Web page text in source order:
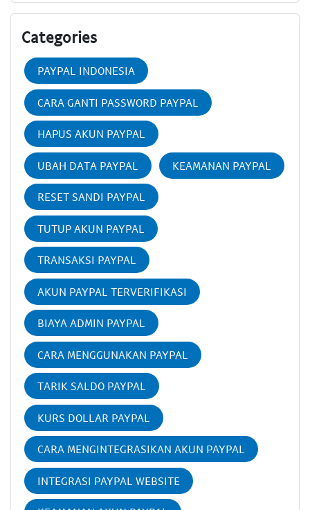
Categories
PAYPAL INDONESIA
CARA GANTI PASSWORD PAYPAL
HAPUS AKUN PAYPAL
UBAH DATA PAYPAL KEAMANAN PAYPAL
RESET SANDI PAYPAL
TUTUP AKUN PAYPAL
TRANSAKSI PAYPAL
AKUN PAYPAL TERVERIFIKASI
BIAYA ADMIN PAYPAL
CARA MENGGUNAKAN PAYPAL
TARIK SALDO PAYPAL
KURS DOLLAR PAYPAL
CARA MENGINTEGRASIKAN AKUN PAYPAL
INTEGRASI PAYPAL WEBSITE